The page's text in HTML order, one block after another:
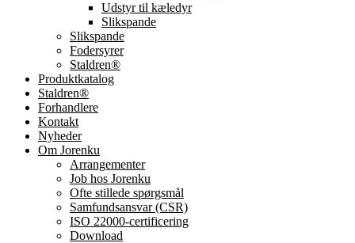
Udstyr til kæledyr
Slikspande
Slikspande
Fodersyrer
Staldren®
Produktkatalog
Staldren®
Forhandlere
Kontakt
Nyheder
Om Jorenku
Arrangementer
Job hos Jorenku
Ofte stillede spørgsmål
Samfundsansvar (CSR)
ISO 22000-certificering
Download